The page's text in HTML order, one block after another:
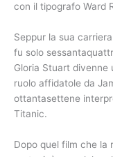
con il tipografo Ward
Seppur la sua
fu solo
Gloria Stuart divenne
ruolo affidatole da
ottantasettene
Titanic.
Dopo quel film che la